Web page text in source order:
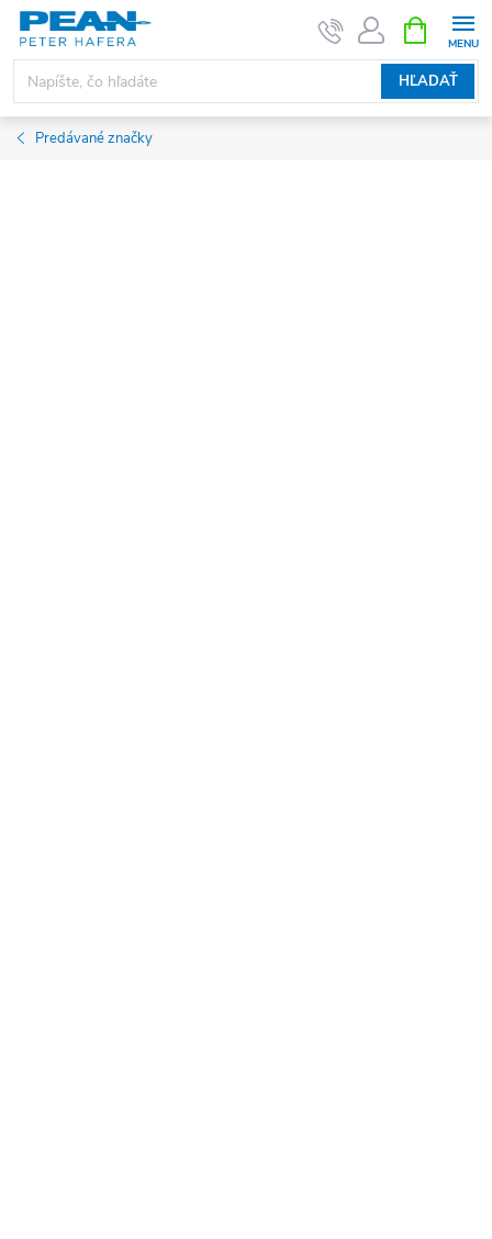
Prejsť
obsah
HĽADAŤ
KOŠÍK
Predávané značky